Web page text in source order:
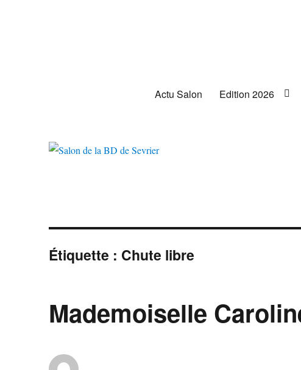
Actu Salon Edition 2026
Étiquette : Chute libre
Mademoiselle